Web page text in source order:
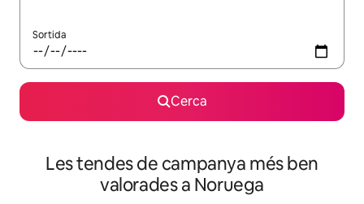
Sortida
Cerca
Les tendes de campanya més ben
valorades a Noruega